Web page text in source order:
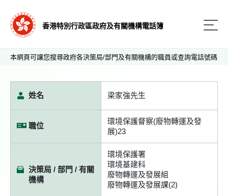
香港特別行政區政府及有關機構電話簿
本網頁可讓您搜尋政府各決策局/部門及有關機構的職員或查詢電話號碼
姓名 梁家強先生
職位
環境保護督察(廢物轉運及發
展)23
決策局 / 部門 / 有關
機構
環境保護署
環境基建科
廢物轉運及發展組
廢物轉運及發展課(2)